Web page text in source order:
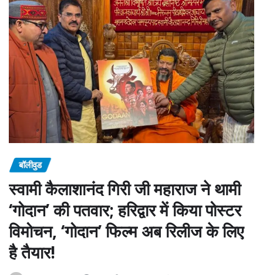
बॉलीवुड
स्वामी कैलाशानंद गिरी जी महाराज ने थामी
‘गोदान’ की पतवार; हरिद्वार में किया पोस्टर
विमोचन, ‘गोदान’ फिल्म अब रिलीज के लिए
है तैयार!